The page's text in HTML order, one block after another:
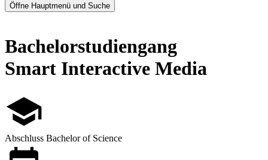
Öffne Hauptmenü und Suche
Bachelorstudiengang
Smart Interactive Media
Abschluss Bachelor of Science